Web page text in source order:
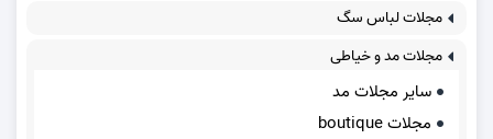
مجلات لباس سگ
مجلات مد و خیاطی
سایر مجلات مد
مجلات boutique